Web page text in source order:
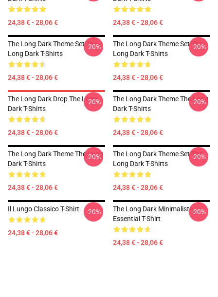
24,38 € - 28,06 € 24,38 € - 28,06 €
The Long Dark Theme Set The
Long Dark T-Shirts
24,38 € - 28,06 €
-20%
The Long Dark Theme Set The
Long Dark T-Shirts
24,38 € - 28,06 €
-20%
The Long Dark Drop The Long
Dark T-Shirts
24,38 € - 28,06 €
-20%
The Long Dark Theme The Long
Dark T-Shirts
24,38 € - 28,06 €
-20%
The Long Dark Theme The Long
Dark T-Shirts
24,38 € - 28,06 €
-20%
The Long Dark Theme Set The
Long Dark T-Shirts
24,38 € - 28,06 €
-20%
Il Lungo Classico T-Shirt
24,38 € - 28,06 €
-20%
The Long Dark Minimalista
Essential T-Shirt
24,38 € - 28,06 €
-20%